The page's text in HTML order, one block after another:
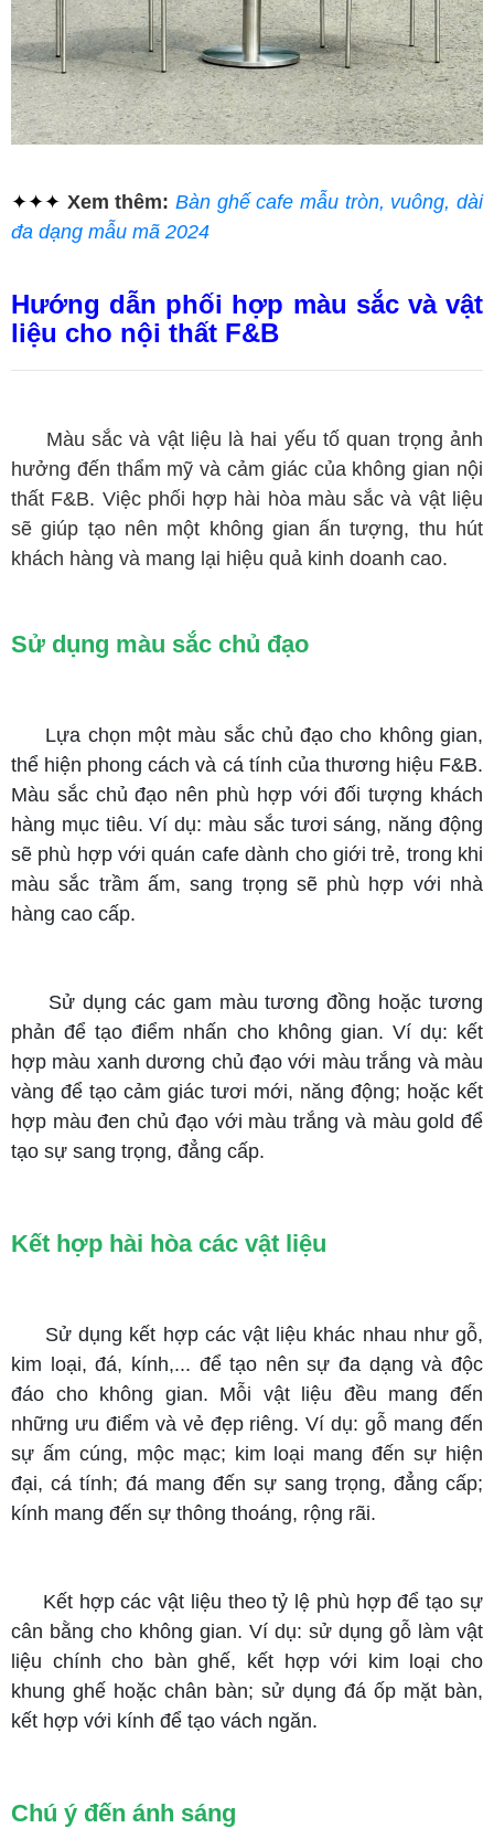
✦✦✦ Xem thêm: Bàn ghế cafe mẫu tròn, vuông, dài
đa dạng mẫu mã 2024
Hướng dẫn phối hợp màu sắc và vật
liệu cho nội thất F&B
Màu sắc và vật liệu là hai yếu tố quan trọng ảnh
hưởng đến thẩm mỹ và cảm giác của không gian nội
thất F&B. Việc phối hợp hài hòa màu sắc và vật liệu
sẽ giúp tạo nên một không gian ấn tượng, thu hút
khách hàng và mang lại hiệu quả kinh doanh cao.
Sử dụng màu sắc chủ đạo
Lựa chọn một màu sắc chủ đạo cho không gian,
thể hiện phong cách và cá tính của thương hiệu F&B.
Màu sắc chủ đạo nên phù hợp với đối tượng khách
hàng mục tiêu. Ví dụ: màu sắc tươi sáng, năng động
sẽ phù hợp với quán cafe dành cho giới trẻ, trong khi
màu sắc trầm ấm, sang trọng sẽ phù hợp với nhà
hàng cao cấp.
Sử dụng các gam màu tương đồng hoặc tương
phản để tạo điểm nhấn cho không gian. Ví dụ: kết
hợp màu xanh dương chủ đạo với màu trắng và màu
vàng để tạo cảm giác tươi mới, năng động; hoặc kết
hợp màu đen chủ đạo với màu trắng và màu gold để
tạo sự sang trọng, đẳng cấp.
Kết hợp hài hòa các vật liệu
Sử dụng kết hợp các vật liệu khác nhau như gỗ,
kim loại, đá, kính,... để tạo nên sự đa dạng và độc
đáo cho không gian. Mỗi vật liệu đều mang đến
những ưu điểm và vẻ đẹp riêng. Ví dụ: gỗ mang đến
sự ấm cúng, mộc mạc; kim loại mang đến sự hiện
đại, cá tính; đá mang đến sự sang trọng, đẳng cấp;
kính mang đến sự thông thoáng, rộng rãi.
Kết hợp các vật liệu theo tỷ lệ phù hợp để tạo sự
cân bằng cho không gian. Ví dụ: sử dụng gỗ làm vật
liệu chính cho bàn ghế, kết hợp với kim loại cho
khung ghế hoặc chân bàn; sử dụng đá ốp mặt bàn,
kết hợp với kính để tạo vách ngăn.
Chú ý đến ánh sáng